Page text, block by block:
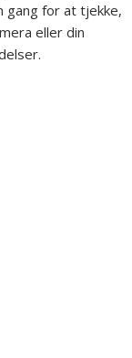
gang for at tjekke,
eller din